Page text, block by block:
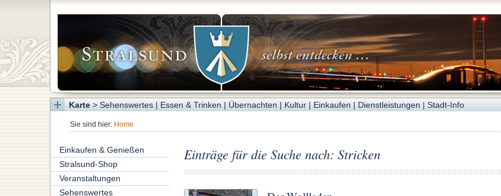
Karte> Sehenswertes| Essen & Trinken | Übernachten | Kultur| Einkaufen | Dienstleistungen | Stadt-Info
Sie sind hier: Home
Einkaufen & Genießen
Stralsund-Shop
Veranstaltungen
Sehenswertes
Einträge für die Suche nach: Stricken